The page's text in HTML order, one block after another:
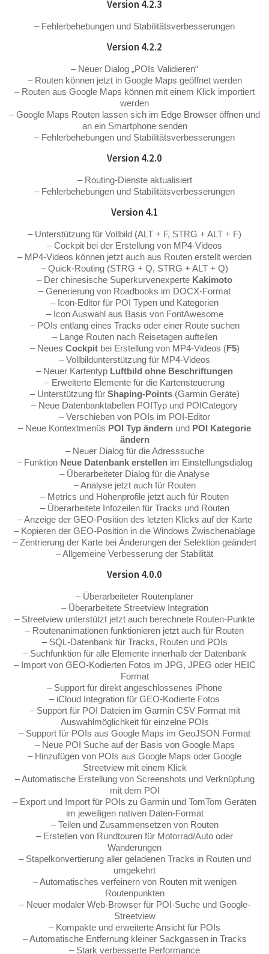
Version 4.2.3
– Fehlerbehebungen und Stabilitätsverbesserungen
Version 4.2.2
– Neuer Dialog „POIs Validieren“
– Routen können jetzt in Google Maps geöffnet werden
– Routen aus Google Maps können mit einem Klick importiert
werden
– Google Maps Routen lassen sich im Edge Browser öffnen und
an ein Smartphone senden
– Fehlerbehebungen und Stabilitätsverbesserungen
Version 4.2.0
– Routing-Dienste aktualisiert
– Fehlerbehebungen und Stabilitätsverbesserungen
Version 4.1
– Unterstützung für Vollbild (ALT + F, STRG + ALT + F)
– Cockpit bei der Erstellung von MP4-Videos
– MP4-Videos können jetzt auch aus Routen erstellt werden
– Quick-Routing (STRG + Q, STRG + ALT + Q)
– Der chinesische Superkurvenexperte Kakimoto
– Generierung von Roadbooks im DOCX-Format
– Icon-Editor für POI Typen und Kategorien
– Icon Auswahl aus Basis von FontAwesome
– POIs entlang eines Tracks oder einer Route suchen
– Lange Routen nach Reisetagen aufteilen
– Neues Cockpitbei Erstellung von MP4-Videos (F5)
– Vollbildunterstützung für MP4-Videos
– Neuer Kartentyp Luftbild ohne Beschriftungen
– Erweiterte Elemente für die Kartensteuerung
– Unterstützung für Shaping-Points(Garmin Geräte)
– Neue Datenbanktabellen POITyp und POICategory
– Verschieben von POIs im POI-Editor
– Neue Kontextmenüs POI Typ ändern und POI Kategorie
ändern
– Neuer Dialog für die Adresssuche
– Funktion Neue Datenbank erstellen im Einstellungsdialog
– Überarbeiteter Dialog für die Analyse
– Analyse jetzt auch für Routen
– Metrics und Höhenprofile jetzt auch für Routen
– Überarbeitete Infozeilen für Tracks und Routen
– Anzeige der GEO-Position des letzten Klicks auf der Karte
– Kopieren der GEO-Position in die Windows Zwischenablage
– Zentrierung der Karte bei Änderungen der Selektion geändert
– Allgemeine Verbesserung der Stabilität
Version 4.0.0
– Überarbeiteter Routenplaner
– Überarbeitete Streetview Integration
– Streetview unterstützt jetzt auch berechnete Routen-Punkte
– Routenanimationen funktionieren jetzt auch für Routen
– SQL-Datenbank für Tracks, Routen und POIs
– Suchfunktion für alle Elemente innerhalb der Datenbank
– Import von GEO-Kodierten Fotos im JPG, JPEG oder HEIC
Format
– Support für direkt angeschlossenes iPhone
– iCloud Integration für GEO-Kodierte Fotos
– Support für POI Dateien im Garmin CSV Format mit
Auswahlmöglichkeit für einzelne POIs
– Support für POIs aus Google Maps im GeoJSON Format
– Neue POI Suche auf der Basis von Google Maps
– Hinzufügen von POIs aus Google Maps oder Google
Streetview mit einem Klick
– Automatische Erstellung von Screenshots und Verknüpfung
mit dem POI
– Export und Import für POIs zu Garmin und TomTom Geräten
im jeweiligen nativen Daten-Format
– Teilen und Zusammensetzen von Routen
– Erstellen von Rundtouren für Motorrad/Auto oder
Wanderungen
– Stapelkonvertierung aller geladenen Tracks in Routen und
umgekehrt
– Automatisches verfeinern von Routen mit wenigen
Routenpunkten
– Neuer modaler Web-Browser für POI-Suche und Google-
Streetview
– Kompakte und erweiterte Ansicht für POIs
– Automatische Entfernung kleiner Sackgassen in Tracks
– Stark verbesserte Performance